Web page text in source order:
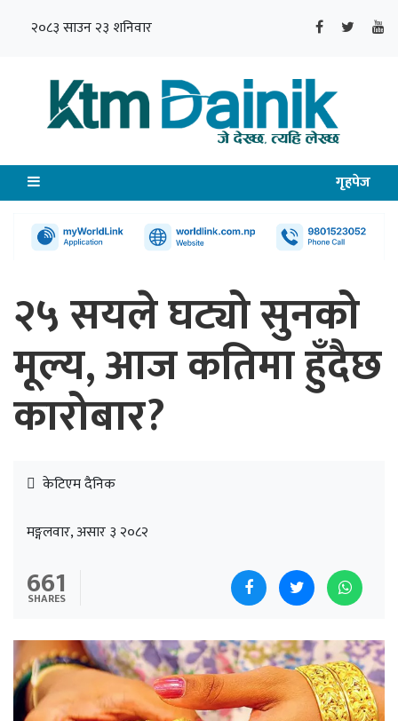
२०८३ साउन २३ शनिवार
गृहपेज
२५ सयले घट्यो सुनको
मूल्य, आज कतिमा हुँदैछ
कारोबार?
केटिएम दैनिक
मङ्गलवार, असार ३ २०८२
661
SHARES